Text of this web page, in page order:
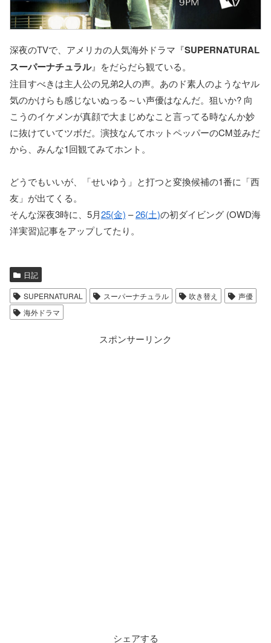
深夜のTVで、アメリカの人気海外ドラマ『SUPERNATURAL
スーパーナチュラル』をだらだら観ている。
注目すべきは主人公の兄弟2人の声。あのド素人のようなヤル
気のかけらも感じないぬっる～い声優はなんだ。狙いか? 向
こうのイケメンが真顔で大まじめなこと言ってる時なんか妙
に抜けていてツボだ。演技なんてホットペッパーのCM並みだ
から、みんな1回観てみてホント。
どうでもいいが、「せいゆう」と打つと変換候補の1番に「西
友」が出てくる。
そんな深夜3時に、5月25(金) –26(土)の初ダイビング (OWD海
洋実習)記事をアップしてたり。
日記
SUPERNATURAL スーパーナチュラル 吹き替え
声優
海外ドラマ
スポンサーリンク
シェアする